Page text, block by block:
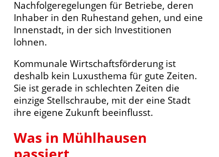
Nachfolgeregelungen für Betriebe, deren
Inhaber in den Ruhestand gehen, und eine
Innenstadt, in der sich Investitionen
lohnen.
Kommunale Wirtschaftsförderung ist
deshalb kein Luxusthema für gute Zeiten.
Sie ist gerade in schlechten Zeiten die
einzige Stellschraube, mit der eine Stadt
ihre eigene Zukunft beeinflusst.
Was in Mühlhausen